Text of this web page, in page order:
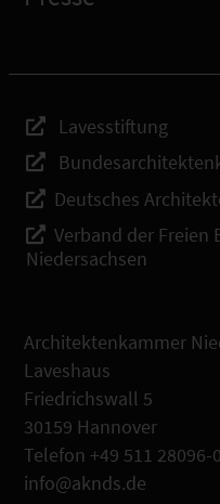
Lavesstiftung
Deutsches
Verband der Freien
Niedersachsen
Architektenkammer
Laveshaus
Friedrichswall 5
30159 Hannover
Telefon +49 511 28096-0
info@aknds.de